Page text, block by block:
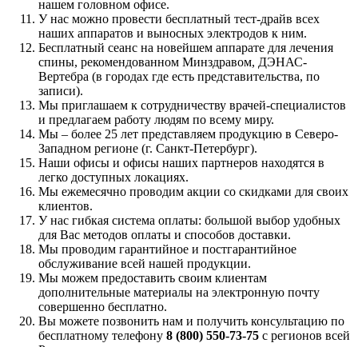
нашем головном офисе.
У нас можно провести бесплатный тест-драйв всех
наших аппаратов и выносных электродов к ним.
Бесплатный сеанс на новейшем аппарате для лечения
спины, рекомендованном Минздравом, ДЭНАС-
Вертебра (в городах где есть представительства, по
записи).
Мы приглашаем к сотрудничеству врачей-специалистов
и предлагаем работу людям по всему миру.
Мы – более 25 лет представляем продукцию в Северо-
Западном регионе (г. Санкт-Петербург).
Наши офисы и офисы наших партнеров находятся в
легко доступных локациях.
Мы ежемесячно проводим акции со скидками для своих
клиентов.
У нас гибкая система оплаты: большой выбор удобных
для Вас методов оплаты и способов доставки.
Мы проводим гарантийное и постгарантийное
обслуживание всей нашей продукции.
Мы можем предоставить своим клиентам
дополнительные материалы на электронную почту
совершенно бесплатно.
Вы можете позвонить нам и получить консультацию по
бесплатному телефону 8 (800) 550-73-75 с регионов всей